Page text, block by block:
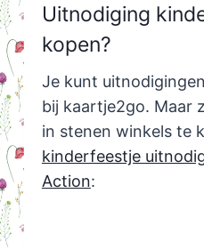
Uitnodiging
kopen?
Je kunt
bij kaartje2go. Maar
in stenen winkels te
kinderfeestje
Action: